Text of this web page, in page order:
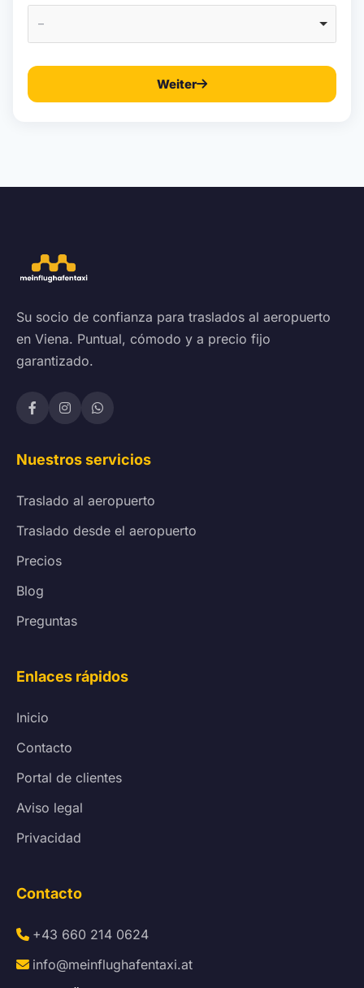
–
Weiter
Su socio de confianza para traslados al aeropuerto
en Viena. Puntual, cómodo y a precio fijo
garantizado.
Nuestros servicios
Traslado al aeropuerto
Traslado desde el aeropuerto
Precios
Blog
Preguntas
Enlaces rápidos
Inicio
Contacto
Portal de clientes
Aviso legal
Privacidad
Contacto
+43 660 214 0624
info@meinflughafentaxi.at